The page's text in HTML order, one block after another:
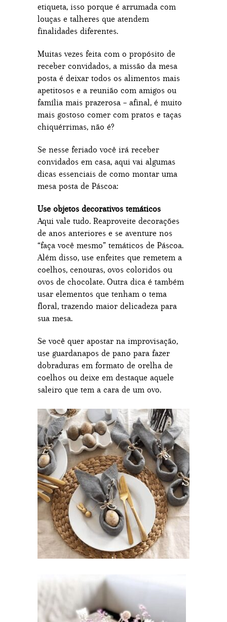
etiqueta, isso porque é arrumada com
louças e talheres que atendem
finalidades diferentes.
Muitas vezes feita com o propósito de
receber convidados, a missão da mesa
posta é deixar todos os alimentos mais
apetitosos e a reunião com amigos ou
família mais prazerosa – afinal, é muito
mais gostoso comer com pratos e taças
chiquérrimas, não é?
Se nesse feriado você irá receber
convidados em casa, aqui vai algumas
dicas essenciais de como montar uma
mesa posta de Páscoa:
Use objetos decorativos temáticos
Aqui vale tudo. Reaproveite decorações
de anos anteriores e se aventure nos
“faça você mesmo” temáticos de Páscoa.
Além disso, use enfeites que remetem a
coelhos, cenouras, ovos coloridos ou
ovos de chocolate. Outra dica é também
usar elementos que tenham o tema
floral, trazendo maior delicadeza para
sua mesa.
Se você quer apostar na improvisação,
use guardanapos de pano para fazer
dobraduras em formato de orelha de
coelhos ou deixe em destaque aquele
saleiro que tem a cara de um ovo.